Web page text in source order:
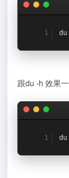
du
跟du -h 效果
du